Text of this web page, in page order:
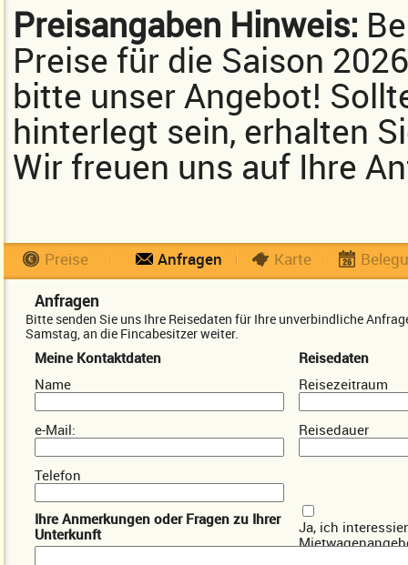
Preisangaben Hinweis:
Preise für die Saison
bitte unser Angebot!
hinterlegt sein, erhalten
Wir freuen uns auf Ihre
Preise Anfragen Karte
Anfragen
Bitte senden Sie uns Ihre Reisedaten für Ihre unverbindliche
Samstag, an die Fincabesitzer weiter.
Meine Kontaktdaten
Name
e-Mail:
Telefon
Reisedaten
Reisezeitraum
Reisedauer
Ihre Anmerkungen oder Fragen zu Ihrer
Unterkunft
Ja, ich